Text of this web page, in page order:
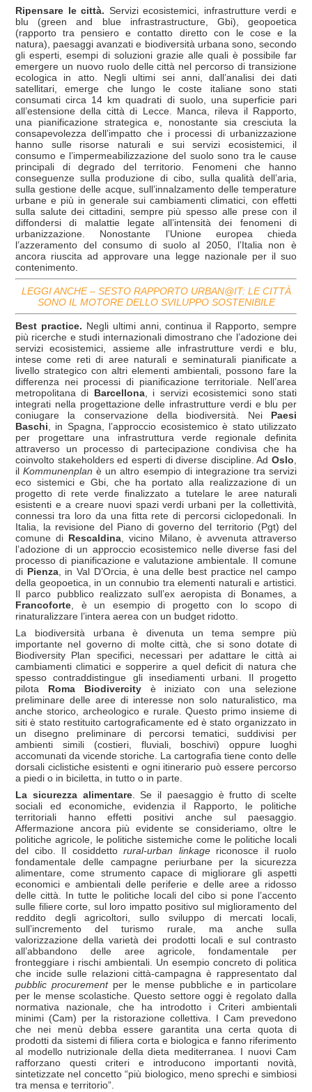
Ripensare le città. Servizi ecosistemici, infrastrutture verdi e
blu (green and blue infrastrastructure, Gbi), geopoetica
(rapporto tra pensiero e contatto diretto con le cose e la
natura), paesaggi avanzati e biodiversità urbana sono, secondo
gli esperti, esempi di soluzioni grazie alle quali è possibile far
emergere un nuovo ruolo delle città nel percorso di transizione
ecologica in atto. Negli ultimi sei anni, dall’analisi dei dati
satellitari, emerge che lungo le coste italiane sono stati
consumati circa 14 km quadrati di suolo, una superficie pari
all’estensione della città di Lecce. Manca, rileva il Rapporto,
una pianificazione strategica e, nonostante sia cresciuta la
consapevolezza dell’impatto che i processi di urbanizzazione
hanno sulle risorse naturali e sui servizi ecosistemici, il
consumo e l’impermeabilizzazione del suolo sono tra le cause
principali di degrado del territorio. Fenomeni che hanno
conseguenze sulla produzione di cibo, sulla qualità dell’aria,
sulla gestione delle acque, sull’innalzamento delle temperature
urbane e più in generale sui cambiamenti climatici, con effetti
sulla salute dei cittadini, sempre più spesso alle prese con il
diffondersi di malattie legate all’intensità dei fenomeni di
urbanizzazione. Nonostante l’Unione europea chieda
l’azzeramento del consumo di suolo al 2050, l’Italia non è
ancora riuscita ad approvare una legge nazionale per il suo
contenimento.
LEGGI ANCHE – SESTO RAPPORTO URBAN@IT: LE CITTÀ
SONO IL MOTORE DELLO SVILUPPO SOSTENIBILE
Best practice. Negli ultimi anni, continua il Rapporto, sempre
più ricerche e studi internazionali dimostrano che l’adozione dei
servizi ecosistemici, assieme alle infrastrutture verdi e blu,
intese come reti di aree naturali e seminaturali pianificate a
livello strategico con altri elementi ambientali, possono fare la
differenza nei processi di pianificazione territoriale. Nell’area
metropolitana di Barcellona, i servizi ecosistemici sono stati
integrati nella progettazione delle infrastrutture verdi e blu per
coniugare la conservazione della biodiversità. Nei Paesi
Baschi, in Spagna, l’approccio ecosistemico è stato utilizzato
per progettare una infrastruttura verde regionale definita
attraverso un processo di partecipazione condivisa che ha
coinvolto stakeholders ed esperti di diverse discipline. Ad Oslo,
ilKommunenplan è un altro esempio di integrazione tra servizi
eco sistemici e Gbi, che ha portato alla realizzazione di un
progetto di rete verde finalizzato a tutelare le aree naturali
esistenti e a creare nuovi spazi verdi urbani per la collettività,
connessi tra loro da una fitta rete di percorsi ciclopedonali. In
Italia, la revisione del Piano di governo del territorio (Pgt) del
comune di Rescaldina, vicino Milano, è avvenuta attraverso
l’adozione di un approccio ecosistemico nelle diverse fasi del
processo di pianificazione e valutazione ambientale. Il comune
di Pienza, in Val D’Orcia, è una delle best practice nel campo
della geopoetica, in un connubio tra elementi naturali e artistici.
Il parco pubblico realizzato sull’ex aeropista di Bonames, a
Francoforte, è un esempio di progetto con lo scopo di
rinaturalizzare l’intera aerea con un budget ridotto.
La biodiversità urbana è divenuta un tema sempre più
importante nel governo di molte città, che si sono dotate di
Biodiversity Plan specifici, necessari per adattare le città ai
cambiamenti climatici e sopperire a quel deficit di natura che
spesso contraddistingue gli insediamenti urbani. Il progetto
pilota Roma Biodivercityè iniziato con una selezione
preliminare delle aree di interesse non solo naturalistico, ma
anche storico, archeologico e rurale. Questo primo insieme di
siti è stato restituito cartograficamente ed è stato organizzato in
un disegno preliminare di percorsi tematici, suddivisi per
ambienti simili (costieri, fluviali, boschivi) oppure luoghi
accomunati da vicende storiche. La cartografia tiene conto delle
dorsali ciclistiche esistenti e ogni itinerario può essere percorso
a piedi o in biciletta, in tutto o in parte.
La sicurezza alimentare. Se il paesaggio è frutto di scelte
sociali ed economiche, evidenzia il Rapporto, le politiche
territoriali hanno effetti positivi anche sul paesaggio.
Affermazione ancora più evidente se consideriamo, oltre le
politiche agricole, le politiche sistemiche come le politiche locali
del cibo. Il cosiddetto rural-urban linkagericonosce il ruolo
fondamentale delle campagne periurbane per la sicurezza
alimentare, come strumento capace di migliorare gli aspetti
economici e ambientali delle periferie e delle aree a ridosso
delle città. In tutte le politiche locali del cibo si pone l’accento
sulle filiere corte, sul loro impatto positivo sul miglioramento del
reddito degli agricoltori, sullo sviluppo di mercati locali,
sull’incremento del turismo rurale, ma anche sulla
valorizzazione della varietà dei prodotti locali e sul contrasto
all’abbandono delle aree agricole, fondamentale per
fronteggiare i rischi ambientali. Un esempio concreto di politica
che incide sulle relazioni città-campagna è rappresentato dal
pubblic procurementper le mense pubbliche e in particolare
per le mense scolastiche. Questo settore oggi è regolato dalla
normativa nazionale, che ha introdotto i Criteri ambientali
minimi (Cam) per la ristorazione collettiva. I Cam prevedono
che nei menù debba essere garantita una certa quota di
prodotti da sistemi di filiera corta e biologica e fanno riferimento
al modello nutrizionale della dieta mediterranea. I nuovi Cam
rafforzano questi criteri e introducono importanti novità,
sintetizzate nel concetto “più biologico, meno sprechi e simbiosi
tra mensa e territorio”.